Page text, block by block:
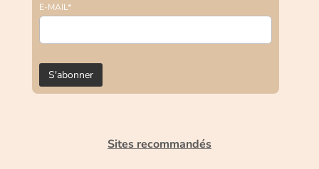
E-MAIL*
Sites recommandés